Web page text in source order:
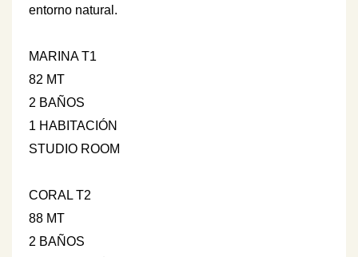
entorno natural.
MARINA T1
82 MT
2 BAÑOS
1 HABITACIÓN
STUDIO ROOM
CORAL T2
88 MT
2 BAÑOS